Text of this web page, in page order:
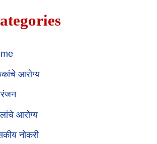
आरोग्य
आरोग्य
नोकरी